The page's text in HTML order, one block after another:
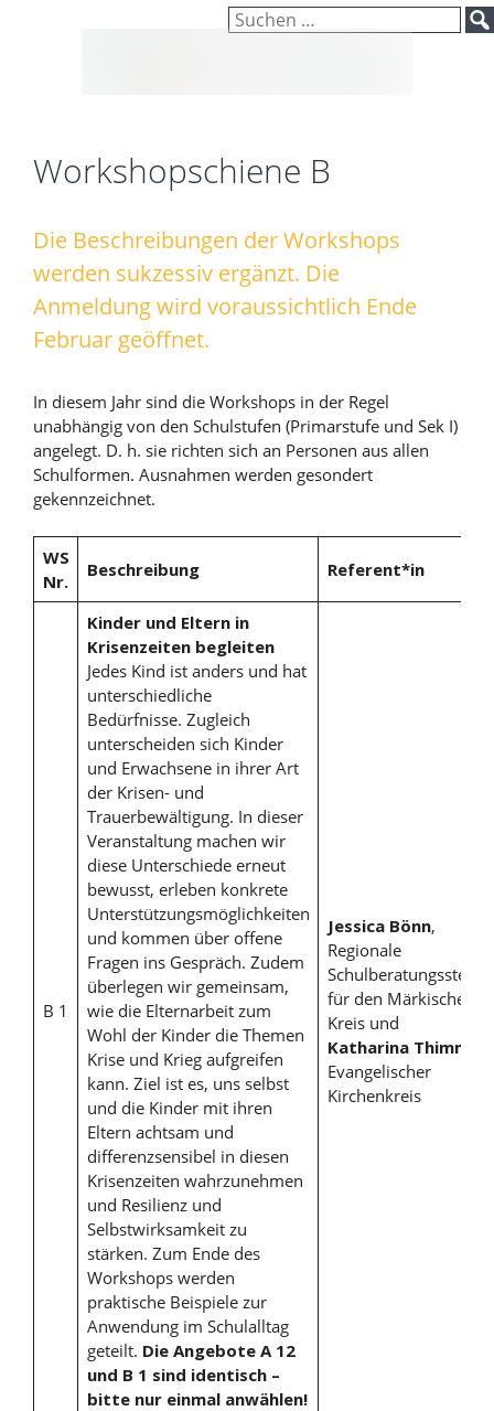
Suchen
Workshopschiene B
Die Beschreibungen der Workshops
werden sukzessiv ergänzt. Die
Anmeldung wird voraussichtlich Ende
Februar geöffnet.
In diesem Jahr sind die Workshops in der Regel
unabhängig von den Schulstufen (Primarstufe und Sek I)
angelegt. D. h. sie richten sich an Personen aus allen
Schulformen. Ausnahmen werden gesondert
gekennzeichnet.
WS
Nr.
Beschreibung Referent*in
B 1
Kinder und Eltern in
Krisenzeiten begleiten
Jedes Kind ist anders und hat
unterschiedliche
Bedürfnisse. Zugleich
unterscheiden sich Kinder
und Erwachsene in ihrer Art
der Krisen- und
Trauerbewältigung. In dieser
Veranstaltung machen wir
diese Unterschiede erneut
bewusst, erleben konkrete
Unterstützungsmöglichkeiten
und kommen über offene
Fragen ins Gespräch. Zudem
überlegen wir gemeinsam,
wie die Elternarbeit zum
Wohl der Kinder die Themen
Krise und Krieg aufgreifen
kann. Ziel ist es, uns selbst
und die Kinder mit ihren
Eltern achtsam und
differenzsensibel in diesen
Krisenzeiten wahrzunehmen
und Resilienz und
Selbstwirksamkeit zu
stärken. Zum Ende des
Workshops werden
praktische Beispiele zur
Anwendung im Schulalltag
geteilt. Die Angebote A 12
und B 1 sind identisch –
bitte nur einmal anwählen!
Jessica Bönn,
Regionale
Schulberatungsstelle
für den Märkischen
Kreis und
Katharina Thimm
Evangelischer
Kirchenkreis